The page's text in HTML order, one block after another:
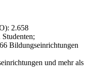
2.658
Bildungseinrichtungen
und mehr als